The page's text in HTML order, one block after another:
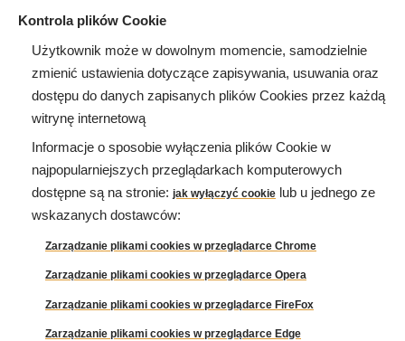
Kontrola plików Cookie
Użytkownik może w dowolnym momencie, samodzielnie
zmienić ustawienia dotyczące zapisywania, usuwania oraz
dostępu do danych zapisanych plików Cookies przez każdą
witrynę internetową
Informacje o sposobie wyłączenia plików Cookie w
najpopularniejszych przeglądarkach komputerowych
dostępne są na stronie: jak wyłączyć cookie lub u jednego ze
wskazanych dostawców:
Zarządzanie plikami cookies w przeglądarce Chrome
Zarządzanie plikami cookies w przeglądarce Opera
Zarządzanie plikami cookies w przeglądarce FireFox
Zarządzanie plikami cookies w przeglądarce Edge